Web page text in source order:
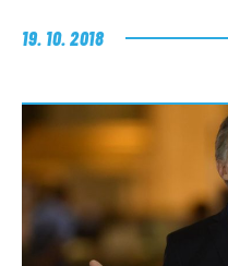
19. 10. 2018